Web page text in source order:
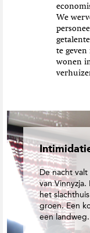
We
te
wonen
De nacht
van
het
groen. Een
een landweg.